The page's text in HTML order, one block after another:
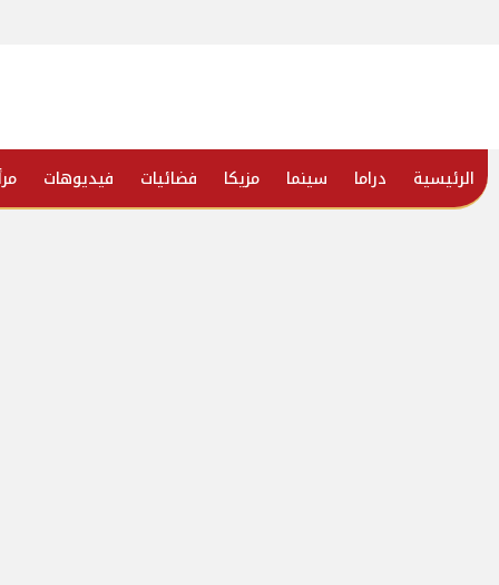
الرئيسية دراما سينما مزيكا فضائيات فيديوهات